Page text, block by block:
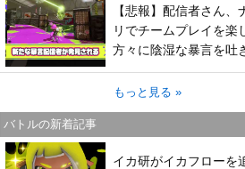
【悲報】配信者さん、
リでチームプレイを楽
方々に陰湿な暴言を吐
ってしまう
もっと見る »
バトルの新着記事
イカ研がイカフローを